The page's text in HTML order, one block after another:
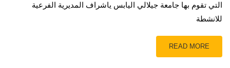
التي تقوم بها جامعة جيلالي اليابس ياشراف المديرية الفرعية
للانشطة
READ MORE